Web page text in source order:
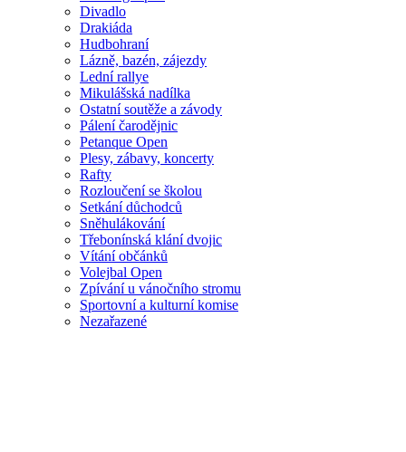
Divadlo
Drakiáda
Hudbohraní
Lázně, bazén, zájezdy
Lední rallye
Mikulášská nadílka
Ostatní soutěže a závody
Pálení čarodějnic
Petanque Open
Plesy, zábavy, koncerty
Rafty
Rozloučení se školou
Setkání důchodců
Sněhulákování
Třebonínská klání dvojic
Vítání občánků
Volejbal Open
Zpívání u vánočního stromu
Sportovní a kulturní komise
Nezařazené